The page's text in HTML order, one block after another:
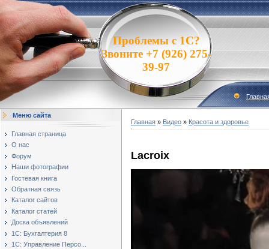
Проблемы с 1С?
Звоните +7 (926) 275-
39-97
Меню сайта
Главная страница
О нас
Форум
Наши фотографии
Гостевая книга
Обратная связь
Каталог сайтов
Каталог статей
Доска объявлений
1С: Бухгалтерия 8
1С: Управление Персо...
Главная » Видео » Красота и здоровье
Lacroix